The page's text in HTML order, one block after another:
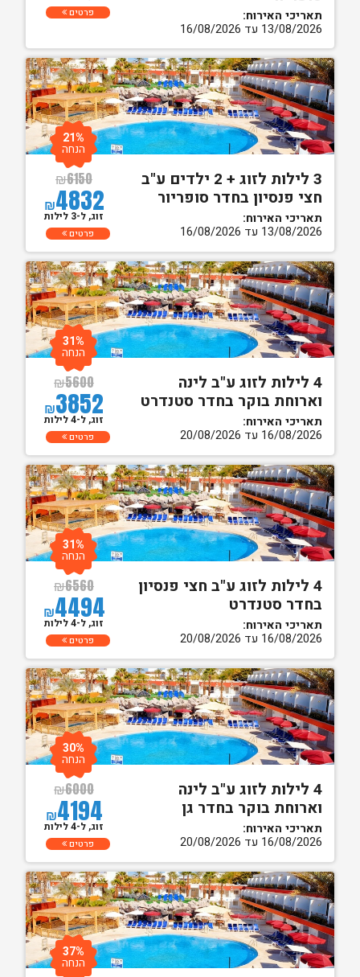
תאריכי האירוח:
13/08/2026 עד 16/08/2026
פרטים
3 לילות לזוג + 2 ילדים ע"ב
חצי פנסיון בחדר סופריור
תאריכי האירוח:
13/08/2026 עד 16/08/2026
₪6150
₪4832
21%
הנחה
זוג, ל-3 לילות
פרטים
4 לילות לזוג ע"ב לינה
וארוחת בוקר בחדר סטנדרט
תאריכי האירוח:
16/08/2026 עד 20/08/2026
₪5600
₪3852
31%
הנחה
זוג, ל-4 לילות
פרטים
4 לילות לזוג ע"ב חצי פנסיון
בחדר סטנדרט
תאריכי האירוח:
16/08/2026 עד 20/08/2026
₪6560
₪4494
31%
הנחה
זוג, ל-4 לילות
פרטים
4 לילות לזוג ע"ב לינה
וארוחת בוקר בחדר גן
תאריכי האירוח:
16/08/2026 עד 20/08/2026
₪6000
₪4194
30%
הנחה
זוג, ל-4 לילות
פרטים
37%
הנחה